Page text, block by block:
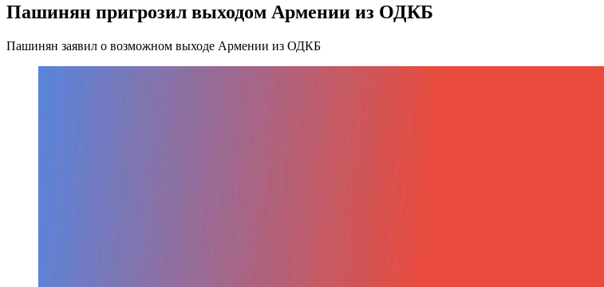
Пашинян пригрозил выходом Армении из ОДКБ
Пашинян заявил о возможном выходе Армении из ОДКБ